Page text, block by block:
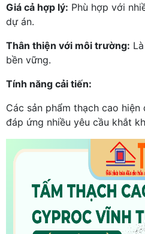
Giá cả hợp lý: Phù hợp với
dự án.
Thân thiện với môi trường:
bền vững.
Tính năng cải tiến:
Các sản phẩm thạch cao
đáp ứng nhiều yêu cầu khắt